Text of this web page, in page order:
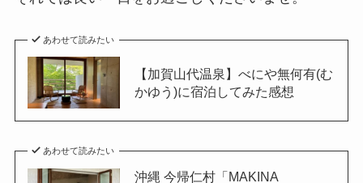
あわせて読みたい
【加賀山代温泉】べにや無何有(む
かゆう)に宿泊してみた感想
あわせて読みたい
沖縄 今帰仁村「MAKINA